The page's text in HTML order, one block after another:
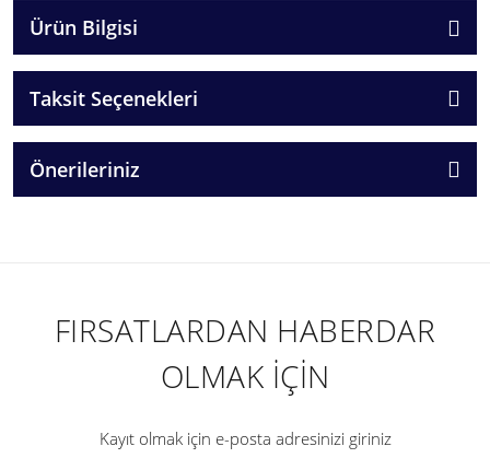
Ürün Bilgisi
Taksit Seçenekleri
Önerileriniz
FIRSATLARDAN HABERDAR
OLMAK İÇİN